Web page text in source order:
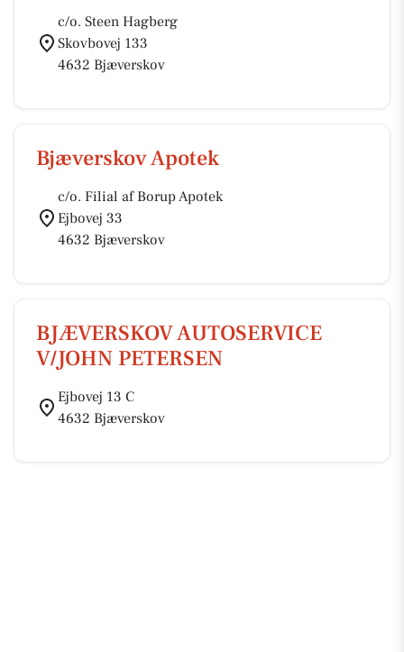
c/o. Steen Hagberg
Skovbovej 133
4632 Bjæverskov
Bjæverskov Apotek
c/o. Filial af Borup Apotek
Ejbovej 33
4632 Bjæverskov
BJÆVERSKOV AUTOSERVICE
V/JOHN PETERSEN
Ejbovej 13 C
4632 Bjæverskov